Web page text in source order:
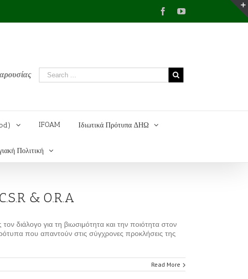
FacebookYouTube
IFOAM Ιδιωτικά Πρότυπα ΔΗΩ
Πολιτική
& O.R.A
διάλογο για τη βιωσιμότητα και την ποιότητα στον
που απαντούν στις σύγχρονες προκλήσεις της
Read More